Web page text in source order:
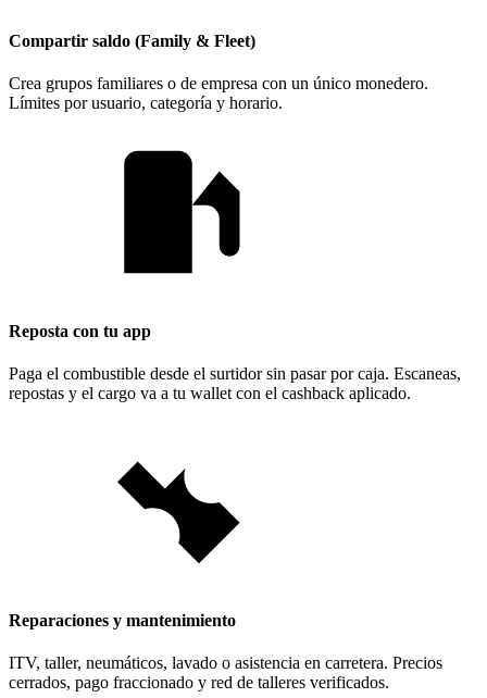
Compartir saldo (Family & Fleet)
Crea grupos familiares o de empresa con un único monedero.
Límites por usuario, categoría y horario.
Reposta con tu app
Paga el combustible desde el surtidor sin pasar por caja. Escaneas,
repostas y el cargo va a tu wallet con el cashback aplicado.
Reparaciones y mantenimiento
ITV, taller, neumáticos, lavado o asistencia en carretera. Precios
cerrados, pago fraccionado y red de talleres verificados.